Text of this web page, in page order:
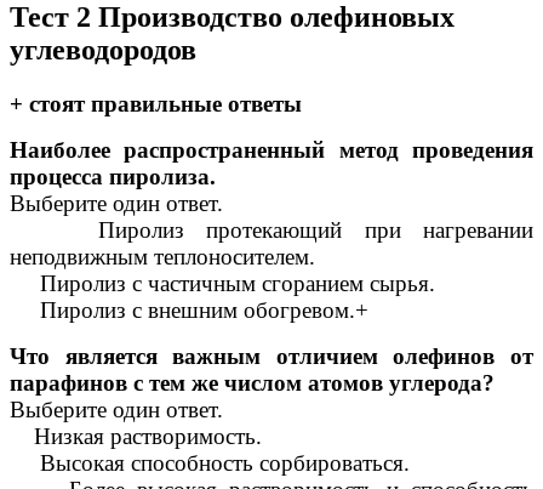
Тест 2 Производство олефиновых
углеводородов
+ стоят правильные ответы
Наиболее распространенный метод проведения
процесса пиролиза.
Выберите один ответ.
Пиролиз протекающий при нагревании
неподвижным теплоносителем.
Пиролиз с частичным сгоранием сырья.
Пиролиз с внешним обогревом.+
Что является важным отличием олефинов от
парафинов с тем же числом атомов углерода?
Выберите один ответ.
Низкая растворимость.
Высокая способность сорбироваться.